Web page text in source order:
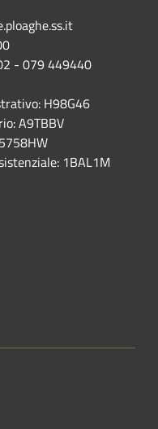
- 079 449440
H98G46
A9TBBV
1BAL1M